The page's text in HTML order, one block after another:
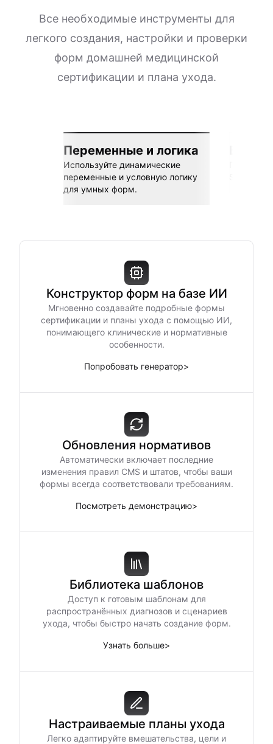
Все необходимые инструменты для
легкого создания, настройки и проверки
форм домашней медицинской
сертификации и плана ухода.
Переменные и логика
Используйте динамические
переменные и условную логику
для умных форм.
Конструктор форм на базе ИИ
Мгновенно создавайте подробные формы
сертификации и планы ухода с помощью ИИ,
понимающего клинические и нормативные
особенности.
Попробовать генератор>
Обновления нормативов
Автоматически включает последние
изменения правил CMS и штатов, чтобы ваши
формы всегда соответствовали требованиям.
Посмотреть демонстрацию>
Библиотека шаблонов
Доступ к готовым шаблонам для
распространённых диагнозов и сценариев
ухода, чтобы быстро начать создание форм.
Узнать больше>
Настраиваемые планы ухода
Легко адаптируйте вмешательства, цели и